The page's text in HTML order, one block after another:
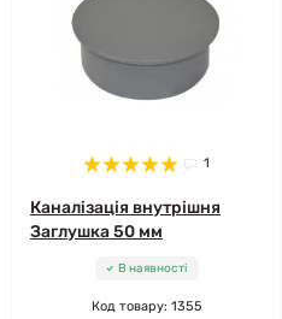
1
Каналізація внутрішня
Заглушка 50 мм
В наявності
Код товару: 1355